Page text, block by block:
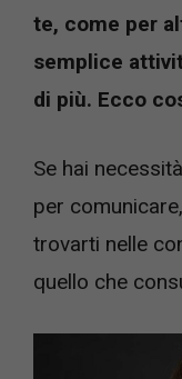
te, come per
semplice
di più. Ecco
Se hai
per
trovarti nelle
quello che